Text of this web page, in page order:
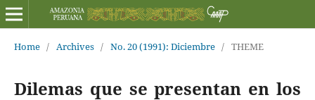
Home / Archives / No. 20 (1991): Diciembre / THEME
Dilemas que se presentan en los